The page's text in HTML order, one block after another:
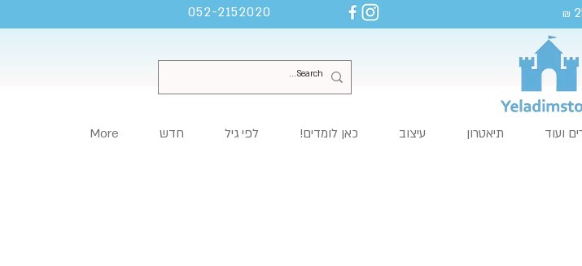
052-2152020 ₪
ועוד תיאטרון עיצוב כאן לומדים! לפי גיל חדש More